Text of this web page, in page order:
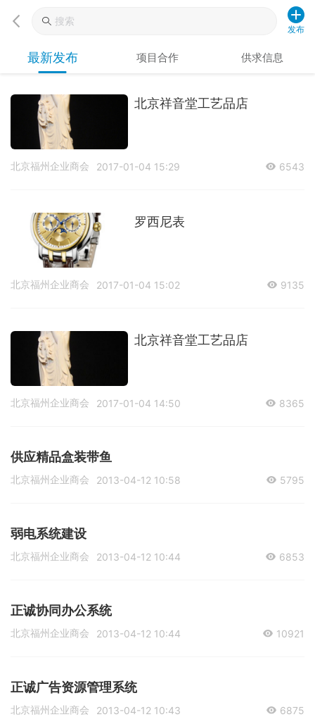
发布
最新发布 项目合作 供求信息
北京祥音堂工艺品店
北京福州企业商会 2017-01-04 15:29 6543
罗西尼表
北京福州企业商会 2017-01-04 15:02 9135
北京祥音堂工艺品店
北京福州企业商会 2017-01-04 14:50 8365
供应精品盒装带鱼
北京福州企业商会 2013-04-12 10:58 5795
弱电系统建设
北京福州企业商会 2013-04-12 10:44 6853
正诚协同办公系统
北京福州企业商会 2013-04-12 10:44 10921
正诚广告资源管理系统
北京福州企业商会 2013-04-12 10:43 6875